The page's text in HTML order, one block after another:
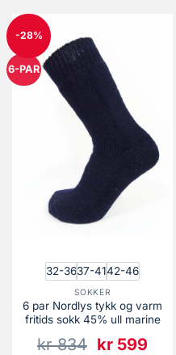
-28%
6-PAR
32-3637-4142-46
SOKKER
6 par Nordlys tykk og varm
fritids sokk 45% ull marine
kr834 Opprinnelig
kr 599